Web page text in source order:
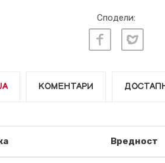
Сподели:
КОМЕНТАРИ
Вредност